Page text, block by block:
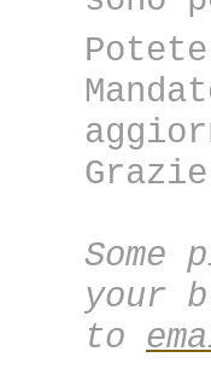
Grazie
your
to